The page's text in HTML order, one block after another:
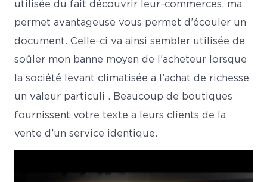
utilisée du fait découvrir leur-commerces, ma
permet avantageuse vous permet d’écouler un
document. Celle-ci va ainsi sembler utilisée de
soûler mon banne moyen de l’acheteur lorsque
la société levant climatisée a l’achat de richesse
un valeur particuli . Beaucoup de boutiques
fournissent votre texte a leurs clients de la
vente d’un service identique.